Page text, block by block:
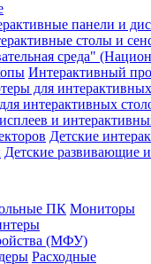
панели и
столы и
среда"
Интерактивный
для
интерактивных
и
Детские
Детские развивающие
ПК Мониторы
(МФУ)
Расходные